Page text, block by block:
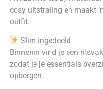
cosy uitstraling en maakt
outfit.
Slim ingedeeld
Binnenin vind je een
zodat je je essentials
opbergen.